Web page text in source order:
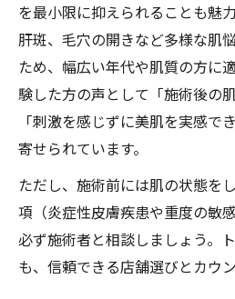
力
臨床データから見る
善
肝斑・色素沈着に強い
ダクトピール施術で肝
ダクトピール施術前
項
安全なダクトピール
点
を最小限に抑えられることも魅
肝斑、毛穴の開きなど多様な肌
ため、幅広い年代や肌質の方に
験した方の声として「施術後の
「刺激を感じずに美肌を実感で
寄せられています。
ただし、施術前には肌の状態を
項（炎症性皮膚疾患や重度の敏
必ず施術者と相談しましょう。
も、信頼できる店舗選びとカウ